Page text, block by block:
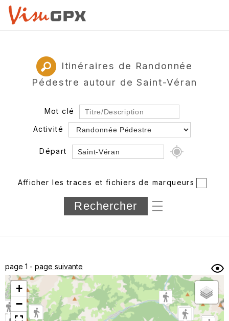
Itinéraires de Randonnée
Pédestre autour de Saint-Véran
Mot clé
Activité
Départ
Département
Longueur min/max
sous-dossiers
Trier par
Horodatage Photos
Afficher les traces et fichiers de marqueurs
page 1 - page suivante
+
−